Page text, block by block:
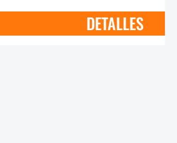
DETALLES